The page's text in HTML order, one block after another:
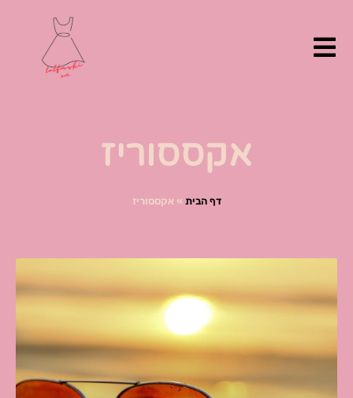
אקססוריז
דף הבית » אקססוריז